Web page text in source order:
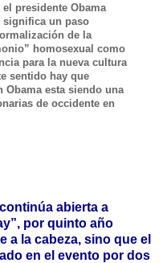
presidente Obama
significa un paso
de la
homosexual como
para la nueva cultura
sentido hay que
esta siendo una
de occidente en
abierta a
por quinto año
la cabeza, sino que el
en el evento por dos